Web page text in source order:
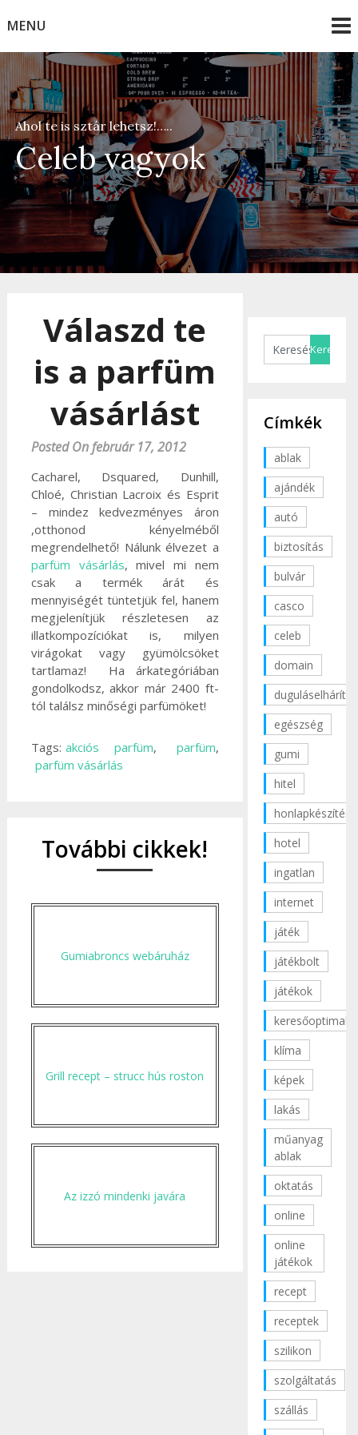
toMENU
Celeb vagyok
Ahol te is sztár lehetsz!…..
Válaszd te
is a parfüm
vásárlást
Posted On február 17, 2012
Cacharel, Dsquared, Dunhill,
Chloé, Christian Lacroix és Esprit
– mindez kedvezményes áron
,otthonod kényelméből
megrendelhető! Nálunk élvezet a
parfüm vásárlás, mivel mi nem
csak a termék árát és
mennyiségét tüntetjük fel, hanem
megjelenítjük részletesen az
illatkompozíciókat is, milyen
virágokat vagy gyümölcsöket
tartlamaz! Ha árkategóriában
gondolkodsz, akkor már 2400 ft-
tól találsz minőségi parfümöket!
Tags: akciós parfüm, parfüm,
parfüm vásárlás
További cikkek!
Gumiabroncs webáruház
Grill recept – strucc hús roston
Az izzó mindenki javára
Címkék
ablak
ajándék
autó
biztosítás
bulvár
casco
celeb
domain
duguláselhárítás
egészség
gumi
hitel
honlapkészítés
hotel
ingatlan
internet
játék
játékbolt
játékok
klíma
képek
lakás
műanyag
ablak
oktatás
online
online
játékok
recept
receptek
szilikon
szolgáltatás
szállás